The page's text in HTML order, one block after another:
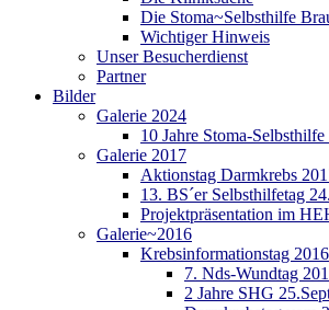
Die Stoma~Selbsthilfe
Wichtiger Hinweis
Unser Besucherdienst
Partner
Bilder
Galerie 2024
10 Jahre Stoma-
Galerie 2017
Aktionstag Darmkrebs
13. BS´er Selbsthilfetag
Projektpräsentation im
Galerie~2016
Krebsinformationstag 2016
7. Nds-Wundtag
2 Jahre SHG